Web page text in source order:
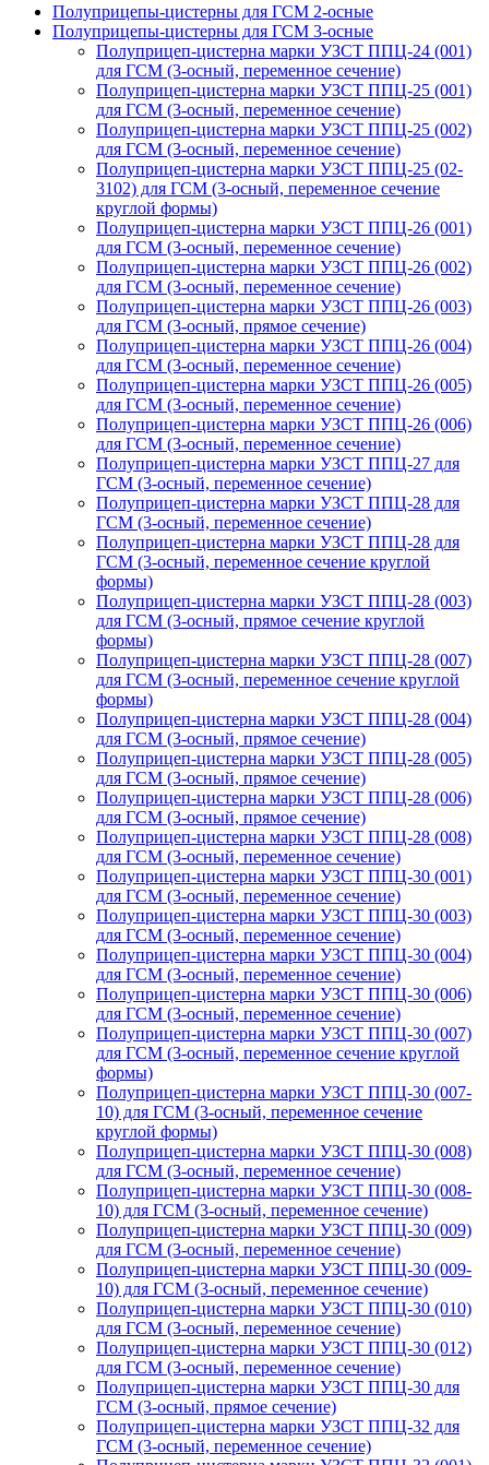
Полуприцепы-цистерны для ГСМ 2-осные
Полуприцепы-цистерны для ГСМ 3-осные
Полуприцеп-цистерна марки УЗСТ ППЦ-24 (001)
для ГСМ (3-осный, переменное сечение)
Полуприцеп-цистерна марки УЗСТ ППЦ-25 (001)
для ГСМ (3-осный, переменное сечение)
Полуприцеп-цистерна марки УЗСТ ППЦ-25 (002)
для ГСМ (3-осный, переменное сечение)
Полуприцеп-цистерна марки УЗСТ ППЦ-25 (02-
3102) для ГСМ (3-осный, переменное сечение
круглой формы)
Полуприцеп-цистерна марки УЗСТ ППЦ-26 (001)
для ГСМ (3-осный, переменное сечение)
Полуприцеп-цистерна марки УЗСТ ППЦ-26 (002)
для ГСМ (3-осный, переменное сечение)
Полуприцеп-цистерна марки УЗСТ ППЦ-26 (003)
для ГСМ (3-осный, прямое сечение)
Полуприцеп-цистерна марки УЗСТ ППЦ-26 (004)
для ГСМ (3-осный, переменное сечение)
Полуприцеп-цистерна марки УЗСТ ППЦ-26 (005)
для ГСМ (3-осный, переменное сечение)
Полуприцеп-цистерна марки УЗСТ ППЦ-26 (006)
для ГСМ (3-осный, переменное сечение)
Полуприцеп-цистерна марки УЗСТ ППЦ-27 для
ГСМ (3-осный, переменное сечение)
Полуприцеп-цистерна марки УЗСТ ППЦ-28 для
ГСМ (3-осный, переменное сечение)
Полуприцеп-цистерна марки УЗСТ ППЦ-28 для
ГСМ (3-осный, переменное сечение круглой
формы)
Полуприцеп-цистерна марки УЗСТ ППЦ-28 (003)
для ГСМ (3-осный, прямое сечение круглой
формы)
Полуприцеп-цистерна марки УЗСТ ППЦ-28 (007)
для ГСМ (3-осный, переменное сечение круглой
формы)
Полуприцеп-цистерна марки УЗСТ ППЦ-28 (004)
для ГСМ (3-осный, прямое сечение)
Полуприцеп-цистерна марки УЗСТ ППЦ-28 (005)
для ГСМ (3-осный, прямое сечение)
Полуприцеп-цистерна марки УЗСТ ППЦ-28 (006)
для ГСМ (3-осный, прямое сечение)
Полуприцеп-цистерна марки УЗСТ ППЦ-28 (008)
для ГСМ (3-осный, переменное сечение)
Полуприцеп-цистерна марки УЗСТ ППЦ-30 (001)
для ГСМ (3-осный, переменное сечение)
Полуприцеп-цистерна марки УЗСТ ППЦ-30 (003)
для ГСМ (3-осный, переменное сечение)
Полуприцеп-цистерна марки УЗСТ ППЦ-30 (004)
для ГСМ (3-осный, переменное сечение)
Полуприцеп-цистерна марки УЗСТ ППЦ-30 (006)
для ГСМ (3-осный, переменное сечение)
Полуприцеп-цистерна марки УЗСТ ППЦ-30 (007)
для ГСМ (3-осный, переменное сечение круглой
формы)
Полуприцеп-цистерна марки УЗСТ ППЦ-30 (007-
10) для ГСМ (3-осный, переменное сечение
круглой формы)
Полуприцеп-цистерна марки УЗСТ ППЦ-30 (008)
для ГСМ (3-осный, переменное сечение)
Полуприцеп-цистерна марки УЗСТ ППЦ-30 (008-
10) для ГСМ (3-осный, переменное сечение)
Полуприцеп-цистерна марки УЗСТ ППЦ-30 (009)
для ГСМ (3-осный, переменное сечение)
Полуприцеп-цистерна марки УЗСТ ППЦ-30 (009-
10) для ГСМ (3-осный, переменное сечение)
Полуприцеп-цистерна марки УЗСТ ППЦ-30 (010)
для ГСМ (3-осный, переменное сечение)
Полуприцеп-цистерна марки УЗСТ ППЦ-30 (012)
для ГСМ (3-осный, переменное сечение)
Полуприцеп-цистерна марки УЗСТ ППЦ-30 для
ГСМ (3-осный, прямое сечение)
Полуприцеп-цистерна марки УЗСТ ППЦ-32 для
ГСМ (3-осный, переменное сечение)